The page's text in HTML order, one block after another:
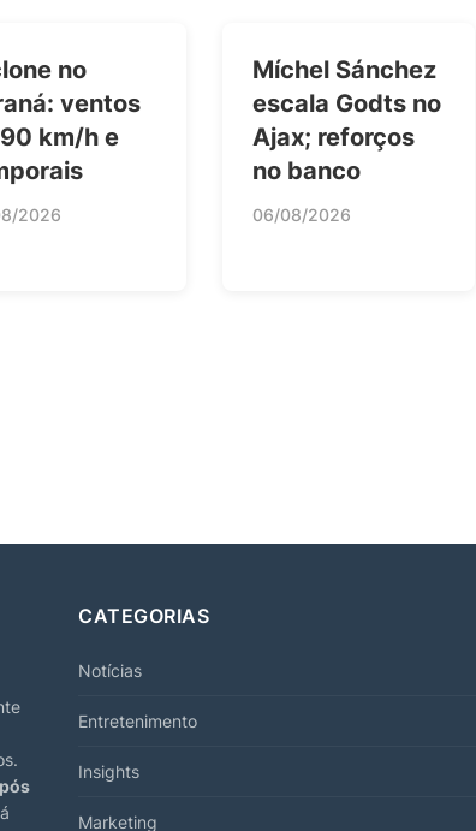
no
ventos
km/h e
2026
Míchel Sánchez
escala Godts no
Ajax; reforços
no banco
06/08/2026
CATEGORIAS
Notícias
Entretenimento
Insights
Marketing